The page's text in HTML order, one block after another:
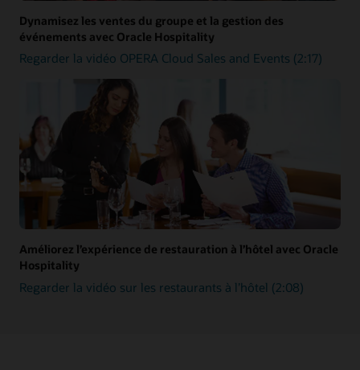
Dynamisez les ventes du groupe et la gestion des
événements avec Oracle Hospitality
Regarder la vidéo OPERA Cloud Sales and Events (2:17)
Améliorez l’expérience de restauration à l’hôtel avec Oracle
Hospitality
Regarder la vidéo sur les restaurants à l’hôtel (2:08)